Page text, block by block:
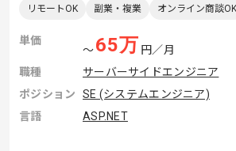
リモートOK 副業・複業 オンライン商談OK
単価
〜65万 円／月
職種
サーバーサイドエンジニア
ポジション
SE (システムエンジニア)
言語
ASP.NET